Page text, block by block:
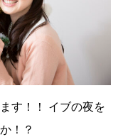
す！！ イブの夜を
！？